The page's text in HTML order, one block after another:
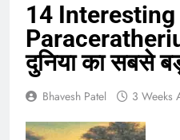
14
दुनिया का सबसे
Bhavesh Patel 3 Weeks